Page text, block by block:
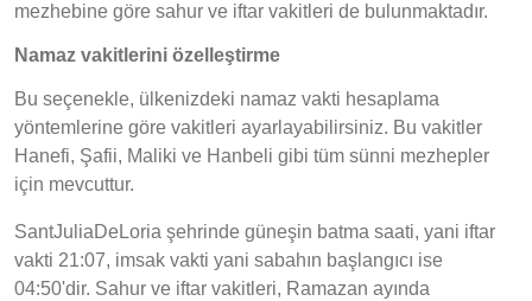
mezhebine göre sahur ve iftar vakitleri de bulunmaktadır.
Namaz vakitlerini özelleştirme
Bu seçenekle, ülkenizdeki namaz vakti hesaplama
yöntemlerine göre vakitleri ayarlayabilirsiniz. Bu vakitler
Hanefi, Şafii, Maliki ve Hanbeli gibi tüm sünni mezhepler
için mevcuttur.
SantJuliaDeLoria şehrinde güneşin batma saati, yani iftar
vakti 21:07, imsak vakti yani sabahın başlangıcı ise
04:50'dir. Sahur ve iftar vakitleri, Ramazan ayında